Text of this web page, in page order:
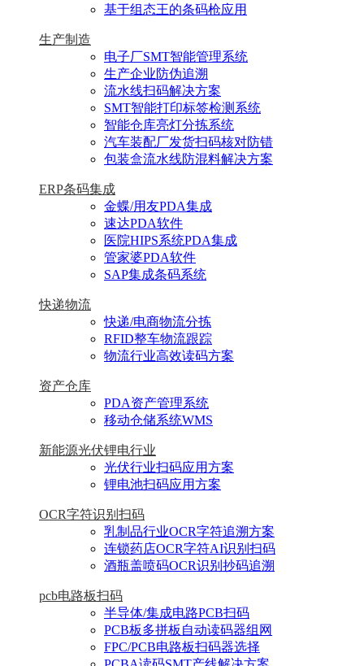
基于组态王的条码枪应用
生产制造
电子厂SMT智能管理系统
生产企业防伪追溯
流水线扫码解决方案
SMT智能打印标签检测系统
智能仓库亮灯分拣系统
汽车装配厂发货扫码核对防错
包装盒流水线防混料解决方案
ERP条码集成
金蝶/用友PDA集成
速达PDA软件
医院HIPS系统PDA集成
管家婆PDA软件
SAP集成条码系统
快递物流
快递/电商物流分拣
RFID整车物流跟踪
物流行业高效读码方案
资产仓库
PDA资产管理系统
移动仓储系统WMS
新能源光伏锂电行业
光伏行业扫码应用方案
锂电池扫码应用方案
OCR字符识别扫码
乳制品行业OCR字符追溯方案
连锁药店OCR字符AI识别扫码
酒瓶盖喷码OCR识别抄码追溯
pcb电路板扫码
半导体/集成电路PCB扫码
PCB板多拼板自动读码器组网
FPC/PCB电路板扫码器选择